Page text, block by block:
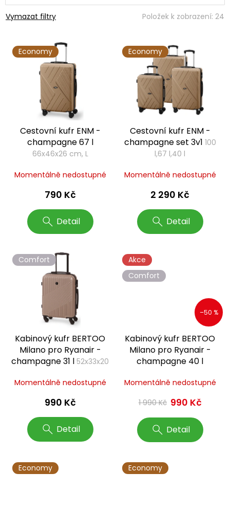
Vymazat filtry Položek k zobrazení: 24
Economy
Cestovní kufr ENM -
champagne 67 l
66x46x26 cm, L
Momentálně nedostupné
790 Kč
Detail
Economy
Cestovní kufr ENM -
champagne set 3v1 100
l,67 l,40 l
Momentálně nedostupné
2 290 Kč
Detail
Comfort
Kabinový kufr BERTOO
Milano pro Ryanair -
champagne 31 l 52x33x20
Momentálně nedostupné
990 Kč
Detail
Akce
Comfort
–50 %
Kabinový kufr BERTOO
Milano pro Ryanair -
champagne 40 l
Momentálně nedostupné
1 990 Kč 990 Kč
Detail
Economy Economy